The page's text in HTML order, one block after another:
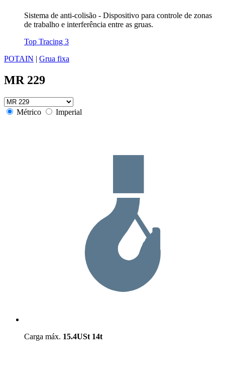
Sistema de anti-colisão - Dispositivo para controle de zonas
de trabalho e interferência entre as gruas.
Top Tracing 3
POTAIN | Grua fixa
MR 229
Métrico Imperial
Carga máx. 15.4USt 14t